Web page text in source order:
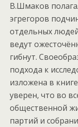
В.Шмаков
эгрегоров
отдельных
ведут
гибнут.
подхода к
изложена в
уверен, что во
общественной
партий и